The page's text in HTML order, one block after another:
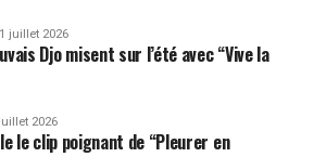
juillet 2026
Djo misent sur l’été avec “Vive la
2026
le clip poignant de “Pleurer en